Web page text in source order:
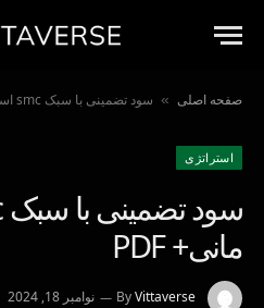
صفحه اصلی » سود تضمینی با سبک smc اسمارت مانی+ PDF
استراتژی‌
مانی+ PDF
ByVittaverse نوامبر 18, 2024